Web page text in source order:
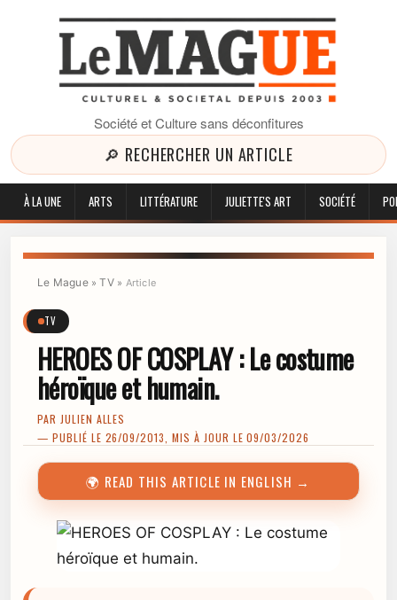
Société et Culture sans déconfitures
🔎 RECHERCHER UN ARTICLE
À LA UNE ARTS LITTÉRATURE JULIETTE'S ART SOCIÉTÉ
Le Mague»TV» Article
TV
HEROES OF COSPLAY : Le costume
héroïque et humain.
PAR JULIEN ALLES
— PUBLIÉ LE 26/09/2013, MIS À JOUR LE 09/03/2026
🌍 READ THIS ARTICLE IN ENGLISH →